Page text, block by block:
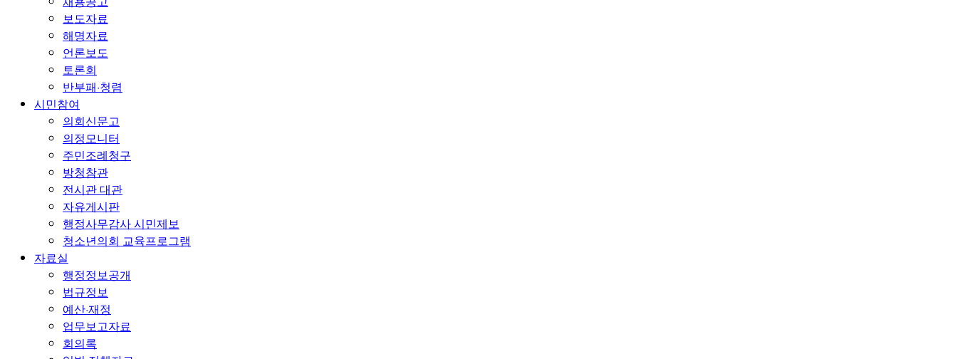
보도자료
해명자료
언론보도
토론회
반부패·청렴
시민참여
의회신문고
의정모니터
주민조례청구
방청참관
전시관 대관
자유게시판
행정사무감사 시민제보
청소년의회 교육프로그램
자료실
행정정보공개
법규정보
예산·재정
업무보고자료
회의록